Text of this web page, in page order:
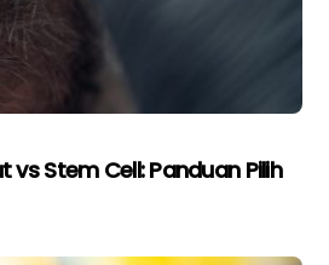
Stem Cell: Panduan Pilih